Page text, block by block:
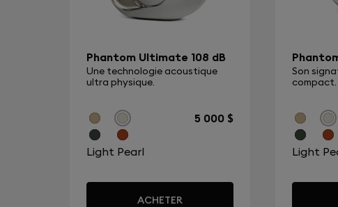
Devialet Gemini II ?
ou mettre en pause, appuyez et maintenez pour
réduction adaptative du bruit au mode
pour passer à la chanson suivante, et appuyez
personnalisables depuis l'application Gemini.
Quelles sont les principales différences
Devialet Gemini I ?
Phantom Ultimate 108 dB
Une technologie acoustique
ultra physique.
Light Pearl
5 000 $
ACHETER
Son
compact.
Light